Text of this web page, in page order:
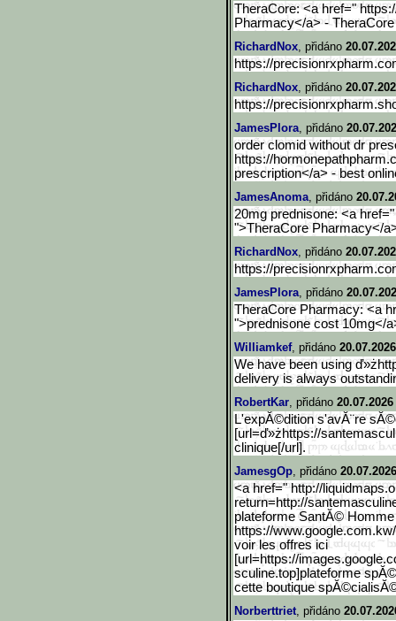
TheraCore: <a href="
Pharmacy</a> - TheraCore
RichardNox, přidáno
https://
RichardNox, přidáno
https://
JamesPlora, přidáno
order clomid without dr
https://
prescription</a> - best
JamesAnoma, přidáno
20mg prednisone: <a
">TheraCore Pharmacy</
RichardNox, přidáno
https://
JamesPlora, přidáno
TheraCore Pharmacy: <a
">prednisone cost 10mg</
Williamkef, přidáno
We have been using
delivery is always
RobertKar, přidáno
L'expĂ©dition s'avĂ¨re
[url=ď»żhttps://
clinique[/url].
JamesgOp, přidáno
<a href=" http://
return=http://
plateforme SantĂ©
https://www.google.com.kw
voir les offres ici
[url=https://images.googl
sculine.top]plateforme
cette boutique
Norberttriet, přidáno